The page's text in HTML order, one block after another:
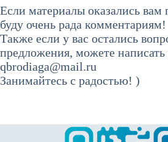
Если материалы оказались вам
буду очень рада комментариям!
Также если у вас остались
предложения, можете
qbrodiaga@mail.ru
Занимайтесь с радостью! )